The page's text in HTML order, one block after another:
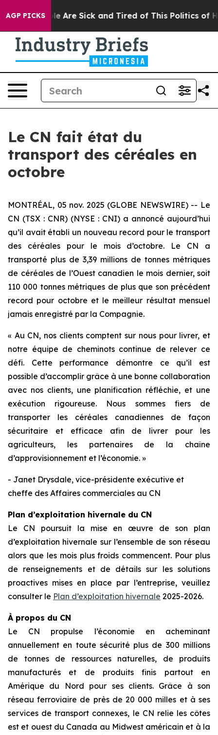
AGP PICKS
“People Are Sick and Tired of This Politics of
Le CN fait état du
transport des céréales en
octobre
MONTRÉAL, 05 nov. 2025 (GLOBE NEWSWIRE) -- Le
CN (TSX : CNR) (NYSE : CNI) a annoncé aujourd’hui
qu’il avait établi un nouveau record pour le transport
des céréales pour le mois d’octobre. Le CN a
transporté plus de 3,39 millions de tonnes métriques
de céréales de l’Ouest canadien le mois dernier, soit
110 000 tonnes métriques de plus que son précédent
record pour octobre et le meilleur résultat mensuel
jamais enregistré par la Compagnie.
« Au CN, nos clients comptent sur nous pour livrer, et
notre équipe de cheminots continue de relever ce
défi. Cette performance démontre ce qu’il est
possible d’accomplir grâce à une bonne collaboration
avec nos clients, une planification réfléchie, et une
exécution rigoureuse. Nous sommes fiers de
transporter les céréales canadiennes de façon
sécuritaire et efficace afin de livrer pour les
agriculteurs, les partenaires de la chaîne
d’approvisionnement et l’économie. »
- Janet Drysdale, vice-présidente exécutive et
cheffe des Affaires commerciales au CN
Plan d’exploitation hivernale du CN
Le CN poursuit la mise en œuvre de son plan
d’exploitation hivernale sur l’ensemble de son réseau
alors que les mois plus froids commencent. Pour plus
de renseignements et de détails sur les solutions
proactives mises en place par l’entreprise, veuillez
consulter le Plan d’exploitation hivernale 2025-2026.
À propos du CN
Le CN propulse l’économie en acheminant
annuellement en toute sécurité plus de 300 millions
de tonnes de ressources naturelles, de produits
manufacturés et de produits finis partout en
Amérique du Nord pour ses clients. Grâce à son
réseau ferroviaire de près de 20 000 milles et à ses
services de transport connexes, le CN relie les côtes
est et ouest du Canada au Midwest américain et à la